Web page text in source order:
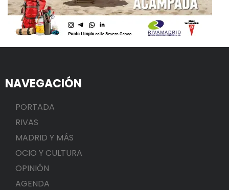
NAVEGACIÓN
PORTADA
RIVAS
MADRID Y MÁS
OCIO Y CULTURA
OPINIÓN
AGENDA